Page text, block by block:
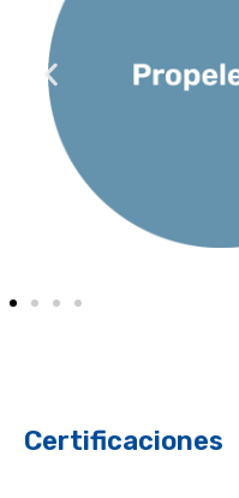
Certificaciones